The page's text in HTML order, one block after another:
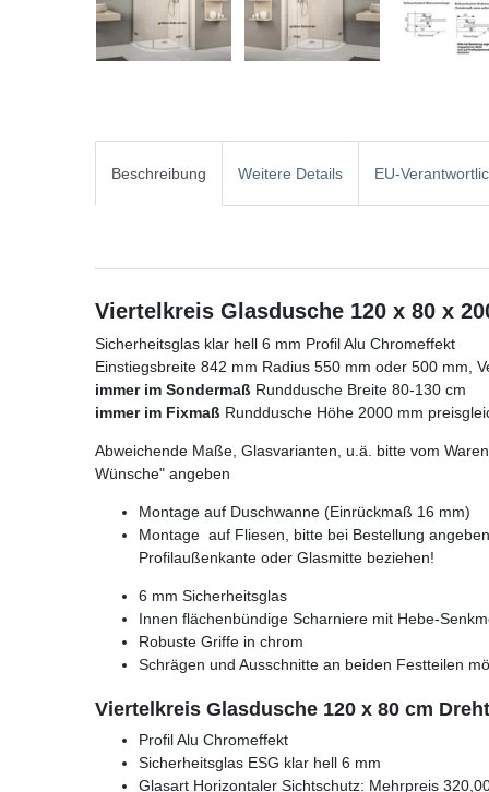
Beschreibung Weitere Details EU-
Viertelkreis Glasdusche 120 x 80 x
Sicherheitsglas klar hell 6 mm Profil Alu Chromeffekt
Einstiegsbreite 842 mm Radius 550 mm oder 500 mm,
immer im Sondermaß Runddusche Breite 80-130 cm
immer im Fixmaß Runddusche Höhe 2000 mm
Abweichende Maße, Glasvarianten, u.ä. bitte vom
Wünsche" angeben
Montage auf Duschwanne (Einrückmaß 16 mm)
Montage auf Fliesen, bitte bei Bestellung
Profilaußenkante oder Glasmitte beziehen!
6 mm Sicherheitsglas
Innen flächenbündige Scharniere mit Hebe-
Robuste Griffe in chrom
Schrägen und Ausschnitte an beiden Festteilen
Viertelkreis Glasdusche 120 x 80 cm
Profil Alu Chromeffekt
Sicherheitsglas ESG klar hell 6 mm
Glasart Horizontaler Sichtschutz: Mehrpreis